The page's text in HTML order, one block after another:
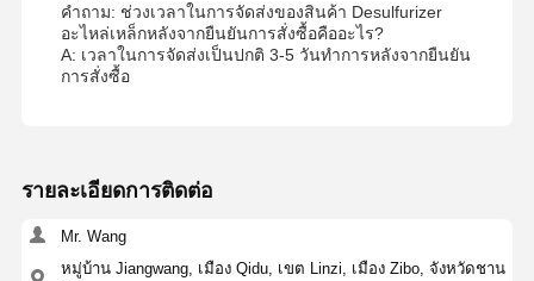
คําถาม: ช่วงเวลาในการจัดส่งของสินค้า Desulfurizer
อะไหล่เหล็กหลังจากยืนยันการสั่งซื้อคืออะไร?
A: เวลาในการจัดส่งเป็นปกติ 3-5 วันทําการหลังจากยืนยัน
การสั่งซื้อ
รายละเอียดการติดต่อ
Mr. Wang
หมู่บ้าน Jiangwang, เมือง Qidu, เขต Linzi, เมือง Zibo, จังหวัดชาน